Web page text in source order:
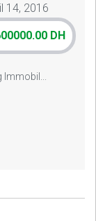
14, 2016
DH